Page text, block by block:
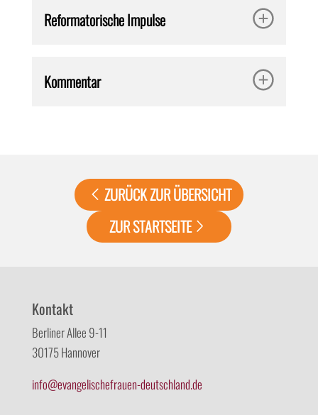
Reformatorische Impulse
Kommentar
ZURÜCK ZUR ÜBERSICHT
ZUR STARTSEITE
Kontakt
Berliner Allee 9-11
30175 Hannover
info@evangelischefrauen-deutschland.de